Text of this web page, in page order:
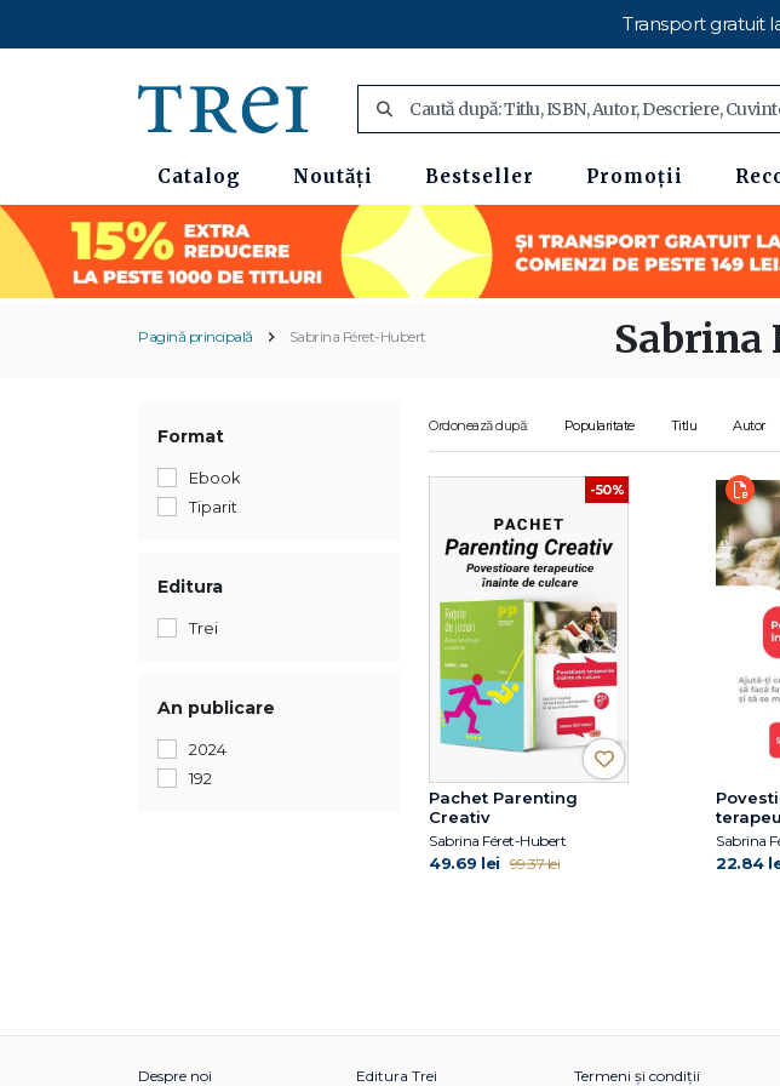
Transport gratuit
Catalog Noutăți Bestseller Promoții
Pagină principală Sabrina Féret-Hubert Sabrina
Format
Ebook
Tiparit
Editura
Trei
An publicare
2024
192
Ordonează după: Popularitate Titlu Autor
-50%
Pachet Parenting
Creativ
Sabrina Féret-Hubert
49.69 lei 99.37 lei
culcare
Sabrina
22.84
Despre noi Editura Trei Termeni și condiții